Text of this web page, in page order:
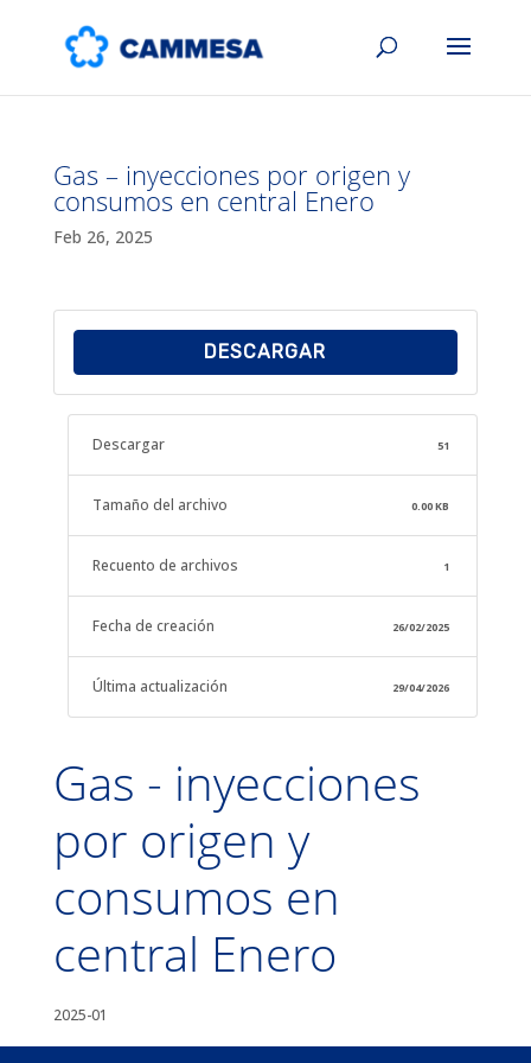
Gas – inyecciones por origen y
consumos en central Enero
Feb 26, 2025
DESCARGAR
Descargar 51
Tamaño del archivo 0.00 KB
Recuento de archivos 1
Fecha de creación 26/02/2025
Última actualización 29/04/2026
Gas - inyecciones
por origen y
consumos en
central Enero
2025-01